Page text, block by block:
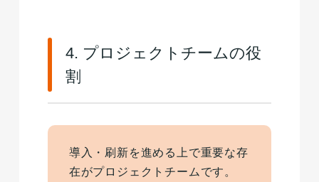
4. プロジェクトチームの役
割
導入・刷新を進める上で重要な存
在がプロジェクトチームです。